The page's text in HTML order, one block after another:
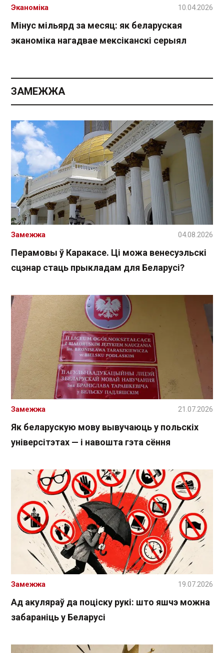
Мінус мільярд за месяц: як беларуская
эканоміка нагадвае мексіканскі серыял
Эканоміка 10.04.2026
ЗАМЕЖЖА
Перамовы ў Каракасе. Ці можа венесуэльскі
сцэнар стаць прыкладам для Беларусі?
Замежжа 04.08.2026
Як беларускую мову вывучаюць у польскіх
універсітэтах — і навошта гэта сёння
Замежжа 21.07.2026
Ад акуляраў да поціску рукі: што яшчэ можна
забараніць у Беларусі
Замежжа 19.07.2026